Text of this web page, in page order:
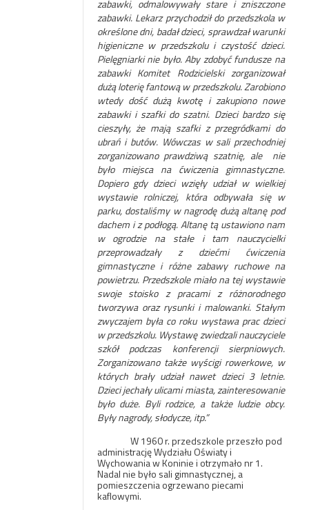
zabawki, odmalowywały stare i zniszczone
zabawki. Lekarz przychodził do przedszkola w
określone dni, badał dzieci, sprawdzał warunki
higieniczne w przedszkolu i czystość dzieci.
Pielęgniarki nie było. Aby zdobyć fundusze na
zabawki Komitet Rodzicielski zorganizował
dużą loterię fantową w przedszkolu. Zarobiono
wtedy dość dużą kwotę i zakupiono nowe
zabawki i szafki do szatni. Dzieci bardzo się
cieszyły, że mają szafkiz przegródkami do
ubrań i butów. Wówczas w sali przechodniej
zorganizowano prawdziwą szatnię, ale nie
było miejsca na ćwiczenia gimnastyczne.
Dopiero gdy dzieci wzięły udział w wielkiej
wystawie rolniczej, która odbywała się w
parku, dostaliśmy w nagrodę dużą altanę pod
dachem i z podłogą. Altanę tą ustawiono nam
w ogrodzie na stałe i tam nauczycielki
przeprowadzały z dziećmi ćwiczenia
gimnastyczne i różne zabawy ruchowe na
powietrzu. Przedszkole miało na tej wystawie
swoje stoisko z pracami z różnorodnego
tworzywa oraz rysunki i malowanki. Stałym
zwyczajem była co roku wystawa prac dzieci
w przedszkolu. Wystawę zwiedzali nauczyciele
szkół podczas konferencji sierpniowych.
Zorganizowano także wyścigi rowerkowe, w
których brały udział nawet dzieci 3 letnie.
Dzieci jechały ulicami miasta, zainteresowanie
było duże. Byli rodzice, a także ludzie obcy.
Były nagrody, słodycze, itp.”
W 1960 r. przedszkole przeszło pod
administrację Wydziału Oświaty i
Wychowania w Koninie i otrzymało nr 1.
Nadal nie było sali gimnastycznej, a
pomieszczenia ogrzewano piecami
kaflowymi.